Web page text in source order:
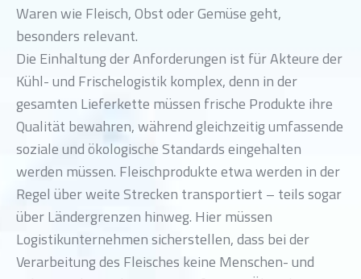
Waren wie Fleisch, Obst oder Gemüse geht,
besonders relevant.
Die Einhaltung der Anforderungen ist für Akteure der
Kühl- und Frischelogistik komplex, denn in der
gesamten Lieferkette müssen frische Produkte ihre
Qualität bewahren, während gleichzeitig umfassende
soziale und ökologische Standards eingehalten
werden müssen. Fleischprodukte etwa werden in der
Regel über weite Strecken transportiert – teils sogar
über Ländergrenzen hinweg. Hier müssen
Logistikunternehmen sicherstellen, dass bei der
Verarbeitung des Fleisches keine Menschen- und